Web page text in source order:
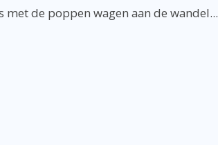
de poppen wagen aan de wandel...